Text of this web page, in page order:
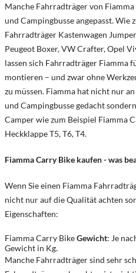
Manche Fahrradträger von
und Campingbusse angepasst. Wie
Fahrradträger Kastenwagen
Peugeot Boxer, VW Crafter, Opel
lassen sich Fahrradträger Fiamma
montieren – und zwar ohne
zu müssen. Fiamma hat nicht nur
und Campingbusse gedacht
Camper wie zum Beispiel Fiamma
Heckklappe T5, T6, T4.
Fiamma Carry Bike kaufen - was
Wenn Sie einen Fiamma
nicht nur auf die Qualität achten
Eigenschaften:
Fiamma Carry BikeGewicht: Je
Gewicht in Kg.
Manche Fahrradträger sind sehr